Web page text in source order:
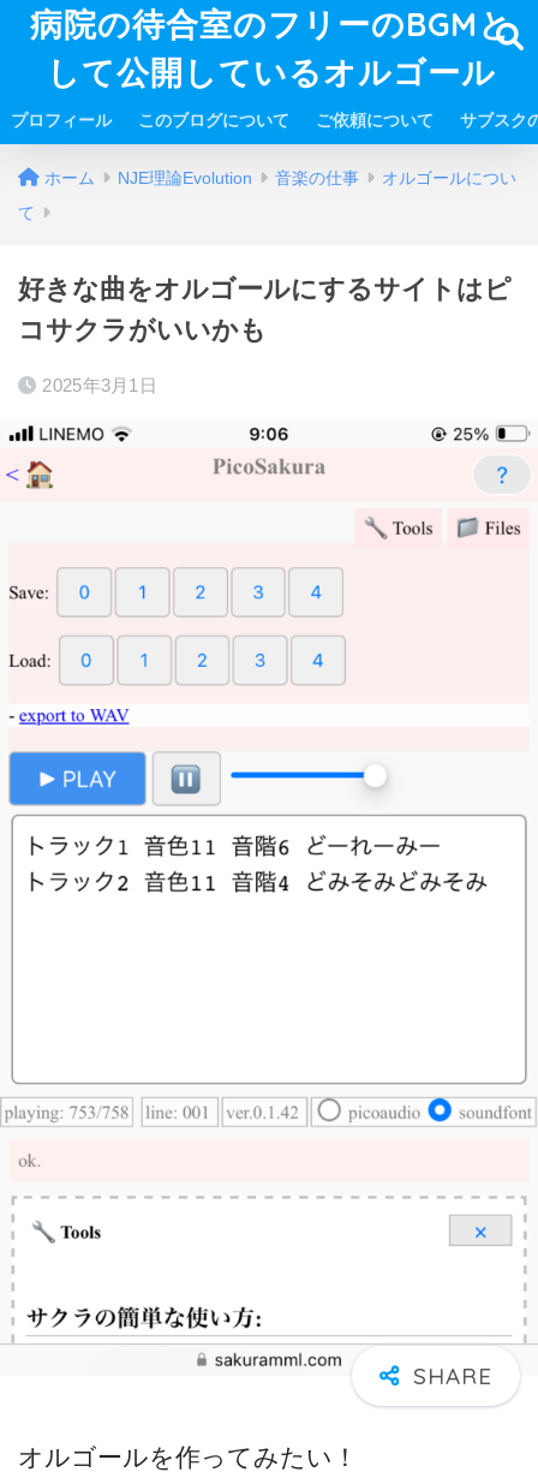
病院の待合室のフリーのBGMと
して公開しているオルゴール
プロフィール このブログについて ご依頼について サブスク
ホーム NJE理論Evolution 音楽の仕事
オルゴールについ
て
好きな曲をオルゴールにするサイトはピ
コサクラがいいかも
2025年3月1日
オルゴールを作ってみたい！